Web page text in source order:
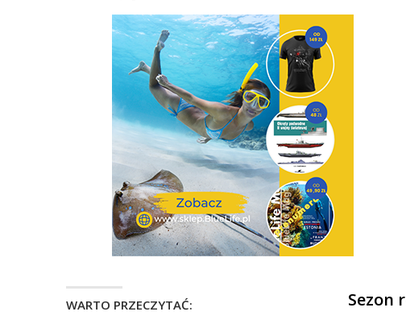
WARTO PRZECZYTAĆ:
Sezon